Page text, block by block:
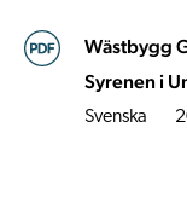
Wästbygg
Syrenen i
Svenska